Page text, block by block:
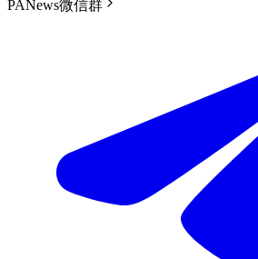
PANews微信群